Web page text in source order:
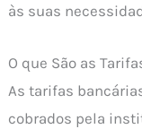
às suas
O que São as
As tarifas
cobrados pela